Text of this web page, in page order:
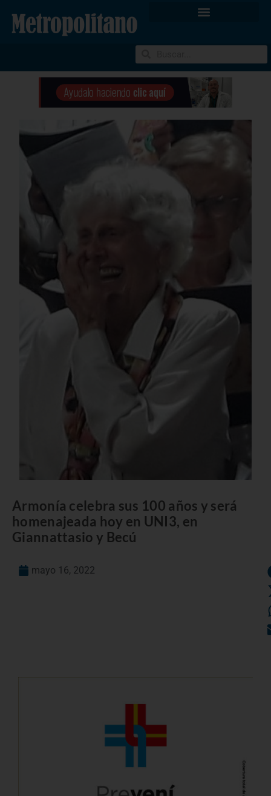
Armonía celebra sus 100 años y será
homenajeada hoy en UNI3, en
Giannattasio y Becú
mayo 16, 2022